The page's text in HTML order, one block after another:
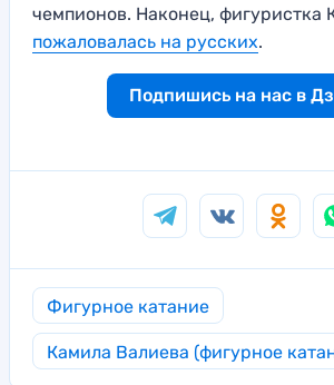
чемпионов. Наконец, фигуристка
пожаловалась на русских.
Подпишись на нас в
Фигурное катание
Камила Валиева (фигурное